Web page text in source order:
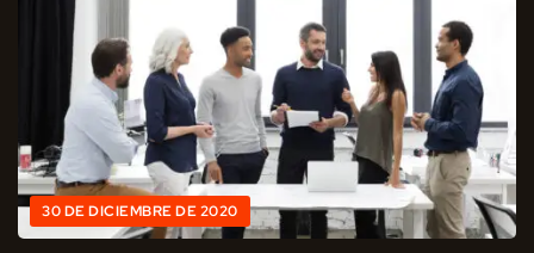
30 DE DICIEMBRE DE 2020